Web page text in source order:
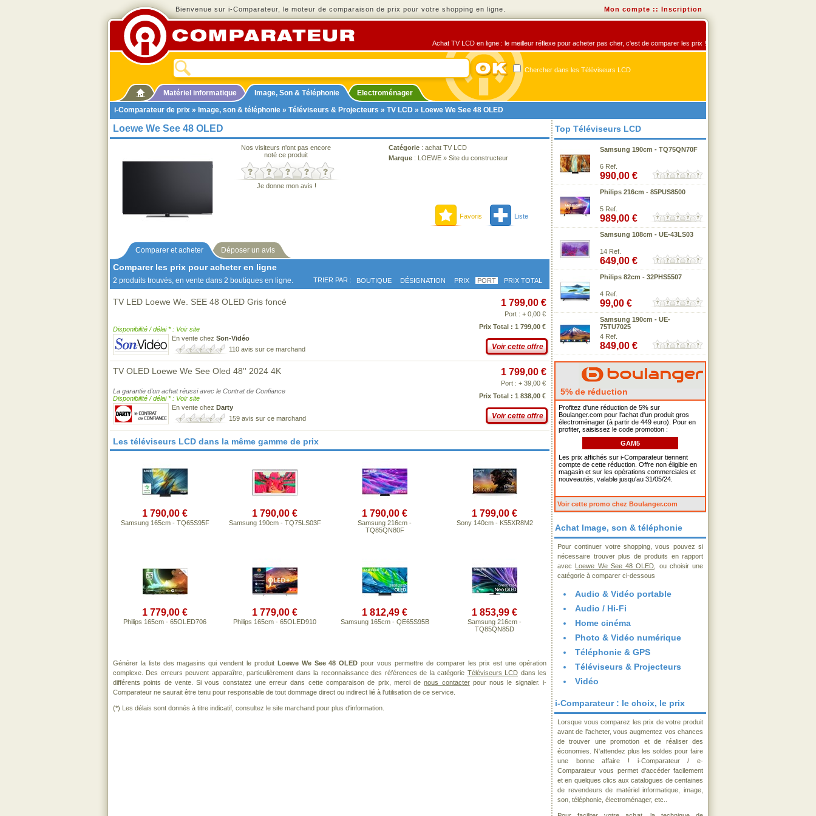
Bienvenue sur i-Comparateur, le moteur de comparaison de prix pour votre shopping en ligne. Mon compte :: Inscription
Achat TV LCD en ligne : le meilleur réflexe pour acheter pas cher, c'est de comparer les prix !
Chercher dans les Téléviseurs LCD
Matériel informatique Image, Son & Téléphonie
Electroménager
i-Comparateur de prix » Image, son & téléphonie » Téléviseurs & Projecteurs » TV LCD » Loewe We See 48 OLED
Loewe We See 48 OLED
Nos visiteurs n'ont pas encore
noté ce produit
Je donne mon avis !
Catégorie : achat TV LCD
Marque : LOEWE » Site du constructeur
Favoris Liste
Comparer et acheter Déposer un avis
Comparer les prix pour acheter en ligne
2 produits trouvés, en vente dans 2 boutiques en ligne. TRIER PAR : BOUTIQUE DÉSIGNATION PRIX PORT PRIX TOTAL
TV LED Loewe We. SEE 48 OLED Gris foncé
Disponibilité / délai * : Voir site
En vente chez Son-Vidéo
110 avis sur ce marchand
1 799,00 €
Port : + 0,00 €
Prix Total : 1 799,00 €
Voir cette offre
TV OLED Loewe We See Oled 48'' 2024 4K
La garantie d'un achat réussi avec le Contrat de Confiance
Disponibilité / délai * : Voir site
En vente chez Darty
159 avis sur ce marchand
1 799,00 €
Port : + 39,00 €
Prix Total : 1 838,00 €
Voir cette offre
Les téléviseurs LCD dans la même gamme de prix
1 790,00 €
Samsung 165cm - TQ65S95F
1 790,00 €
Samsung 190cm - TQ75LS03F
1 790,00 €
Samsung 216cm -
TQ85QN80F
1 799,00 €
Sony 140cm - K55XR8M2
1 779,00 €
Philips 165cm - 65OLED706
1 779,00 €
Philips 165cm - 65OLED910
1 812,49 €
Samsung 165cm - QE65S95B
1 853,99 €
Samsung 216cm -
TQ85QN85D
Générer la liste des magasins qui vendent le produit Loewe We See 48 OLED pour vous permettre de comparer les prix est une opération
complexe. Des erreurs peuvent apparaître, particulièrement dans la reconnaissance des références de la catégorie Téléviseurs LCD dans les
différents points de vente. Si vous constatez une erreur dans cette comparaison de prix, merci denous contacterpour nous le signaler. i-
Comparateur ne saurait être tenu pour responsable de tout dommage direct ou indirect lié à l'utilisation de ce service.
(*) Les délais sont donnés à titre indicatif, consultez le site marchand pour plus d'information.
Top Téléviseurs LCD
Samsung 190cm - TQ75QN70F
6 Ref.
990,00 €
Philips 216cm - 85PUS8500
5 Ref.
989,00 €
Samsung 108cm - UE-43LS03
14 Ref.
649,00 €
Philips 82cm - 32PHS5507
4 Ref.
99,00 €
Samsung 190cm - UE-
75TU7025
4 Ref.
849,00 €
5% de réduction
Profitez d'une réduction de 5% sur
Boulanger.com pour l'achat d'un produit gros
électroménager (à partir de 449 euro). Pour en
profiter, saisissez le code promotion :
GAM5
Les prix affichés sur i-Comparateur tiennent
compte de cette réduction. Offre non éligible en
magasin et sur les opérations commerciales et
nouveautés, valable jusqu'au 31/05/24.
Voir cette promo chez Boulanger.com
Achat Image, son & téléphonie
Pour continuer votre shopping, vous pouvez si
nécessaire trouver plus de produits en rapport
avec Loewe We See 48 OLED , ou choisir une
catégorie à comparer ci-dessous
Audio & Vidéo portable
Audio / Hi-Fi
Home cinéma
Photo & Vidéo numérique
Téléphonie & GPS
Téléviseurs & Projecteurs
Vidéo
i-Comparateur : le choix, le prix
Lorsque vous comparez les prix de votre produit
avant de l'acheter, vous augmentez vos chances
de trouver une promotion et de réaliser des
économies. N'attendez plus les soldes pour faire
une bonne affaire ! i-Comparateur / e-
Comparateur vous permet d'accéder facilement
et en quelques clics aux catalogues de centaines
de revendeurs de matériel informatique, image,
son, téléphonie, électroménager, etc..